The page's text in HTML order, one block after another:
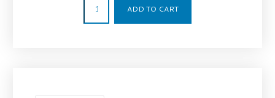
ADD TO CART